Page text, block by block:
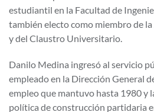
estudiantil en la Facultad de
también electo como miembro de
y del Claustro Universitario.
Danilo Medina ingresó al servicio
empleado en la Dirección General
empleo que mantuvo hasta 1980 y
política de construcción partidaria